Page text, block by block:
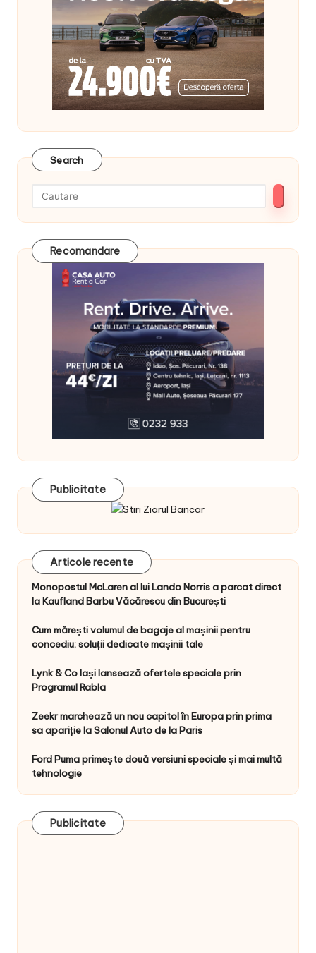
Search
Recomandare
Publicitate
Articole recente
Monopostul McLaren al lui Lando Norris a parcat direct
la Kaufland Barbu Văcărescu din București
Cum mărești volumul de bagaje al mașinii pentru
concediu: soluții dedicate mașinii tale
Lynk & Co Iași lansează ofertele speciale prin
Programul Rabla
Zeekr marchează un nou capitol în Europa prin prima
sa apariție la Salonul Auto de la Paris
Ford Puma primește două versiuni speciale și mai multă
tehnologie
Publicitate